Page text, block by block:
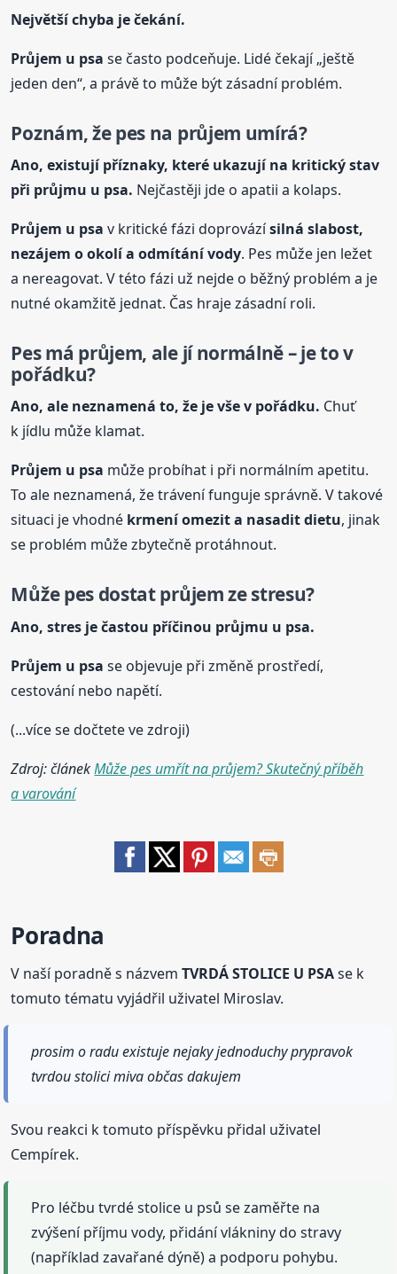
Největší chyba je čekání.
Průjem u psa se často podceňuje. Lidé čekají „ještě
jeden den“, a právě to může být zásadní problém.
Poznám, že pes na průjem umírá?
Ano, existují příznaky, které ukazují na kritický stav
při průjmu u psa. Nejčastěji jde o apatii a kolaps.
Průjem u psa v kritické fázi doprovázísilná slabost,
nezájem o okolí a odmítání vody. Pes může jen ležet
a nereagovat. V této fázi už nejde o běžný problém a je
nutné okamžitě jednat. Čas hraje zásadní roli.
Pes má průjem, ale jí normálně – je to v
pořádku?
Ano, ale neznamená to, že je vše v pořádku. Chuť
k jídlu může klamat.
Průjem u psa může probíhat i při normálním apetitu.
To ale neznamená, že trávení funguje správně. V takové
situaci je vhodné krmení omezit a nasadit dietu, jinak
se problém může zbytečně protáhnout.
Může pes dostat průjem ze stresu?
Ano, stres je častou příčinou průjmu u psa.
Průjem u psa se objevuje při změně prostředí,
cestování nebo napětí.
(...více se dočtete ve zdroji)
Zdroj: článekMůže pes umřít na průjem? Skutečný příběh
a varování
Poradna
V naší poradně s názvemTVRDÁ STOLICE U PSAse k
tomuto tématu vyjádřil uživatel Miroslav.
prosim o radu existuje nejaky jednoduchy prypravok
tvrdou stolici miva občas dakujem
Svou reakci k tomuto příspěvku přidal uživatel
Cempírek.
Pro léčbu tvrdé stolice u psů se zaměřte na
zvýšení příjmu vody, přidání vlákniny do stravy
(například zavařané dýně) a podporu pohybu.